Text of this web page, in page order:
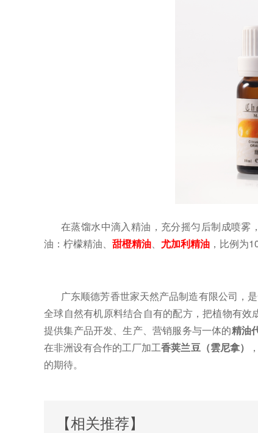
在蒸馏水中滴入精油，充分摇匀后制成喷雾
油：柠檬精油、 甜橙精油、 尤加利精油 ，比例为
广东顺德芳香世家天然产品制造有限公司 ，
全球自然有机原料结合自有的配方，把植物有效
提供集产品开发、生产、营销服务与一体的精油
在非洲设有合作的工厂加工香荚兰豆（雲尼拿）
的期待。
【相关推荐】